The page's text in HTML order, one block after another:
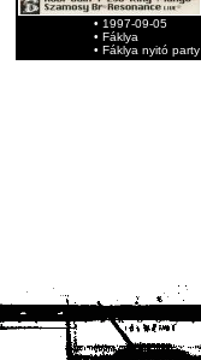
• 1997-09-05
• Fáklya
• Fáklya nyitó party